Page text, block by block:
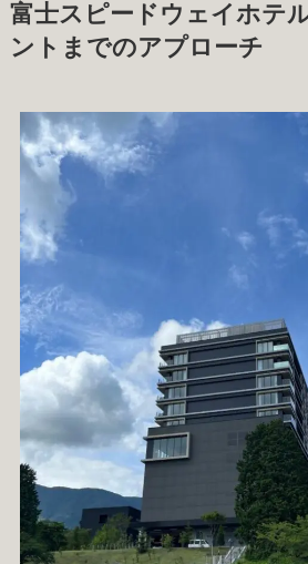
富士スピードウェイホテ
ントまでのアプローチ